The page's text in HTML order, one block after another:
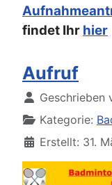
findet Ihr hier
Aufruf
Details
Geschrieben
Kategorie:
Erstellt: 31.